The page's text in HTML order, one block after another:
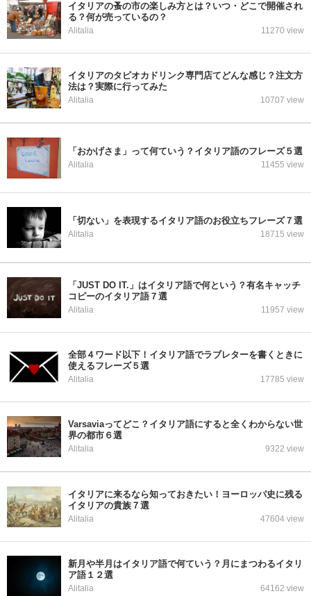
イタリアの蚤の市の楽しみ方とは？いつ・どこで開催され
る？何が売っているの？
Alitalia 11270 view
イタリアのタピオカドリンク専門店てどんな感じ？注文方
法は？実際に行ってみた
Alitalia 10707 view
「おかげさま」って何ていう？イタリア語のフレーズ５選
Alitalia 11455 view
「切ない」を表現するイタリア語のお役立ちフレーズ７選
Alitalia 18715 view
「JUST DO IT.」はイタリア語で何という？有名キャッチ
コピーのイタリア語７選
Alitalia 11957 view
全部４ワード以下！イタリア語でラブレターを書くときに
使えるフレーズ５選
Alitalia 17785 view
Varsaviaってどこ？イタリア語にすると全くわからない世
界の都市６選
Alitalia 9322 view
イタリアに来るなら知っておきたい！ヨーロッパ史に残る
イタリアの貴族７選
Alitalia 47604 view
新月や半月はイタリア語で何ていう？月にまつわるイタリ
ア語１２選
Alitalia 64162 view